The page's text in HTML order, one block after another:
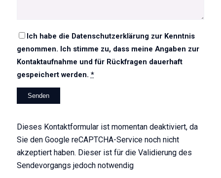
Ich habe die Datenschutzerklärung zur Kenntnis
genommen. Ich stimme zu, dass meine Angaben zur
Kontaktaufnahme und für Rückfragen dauerhaft
gespeichert werden. *
Dieses Kontaktformular ist momentan deaktiviert, da
Sie den Google reCAPTCHA-Service noch nicht
akzeptiert haben. Dieser ist für die Validierung des
Sendevorgangs jedoch notwendig